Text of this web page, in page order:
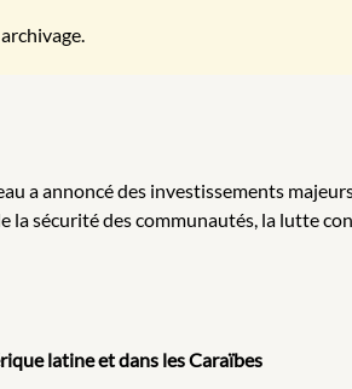
a annoncé des investissements
la sécurité des communautés, la lutte
latine et dans les Caraïbes